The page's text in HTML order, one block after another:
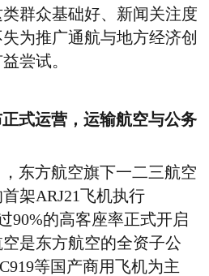
群众基础好、新闻关注度
为推广通航与地方经济创
尝试。
式运营，运输航空与公务
，东方航空旗下一二三航空
架ARJ21飞机执行
90%的高客座率正式开启
是东方航空的全资子公
等国产商用飞机为主